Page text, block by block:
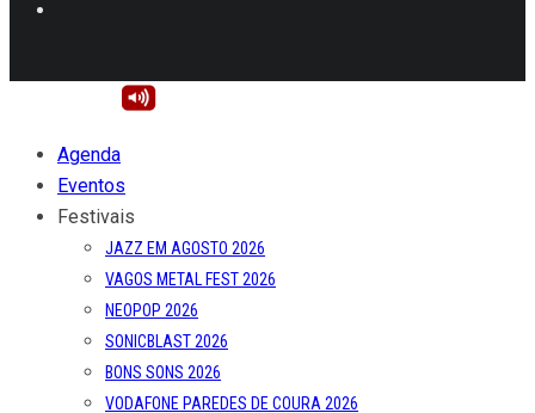
Agenda
Eventos
Festivais
JAZZ EM AGOSTO 2026
VAGOS METAL FEST 2026
NEOPOP 2026
SONICBLAST 2026
BONS SONS 2026
VODAFONE PAREDES DE COURA 2026